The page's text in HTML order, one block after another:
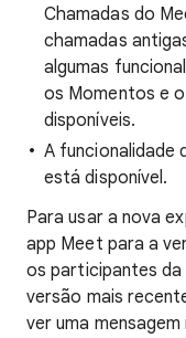
Chamadas do
chamadas
algumas
os Momentos e
disponíveis.
A funcionalidade
está disponível.
Para usar a nova
app Meet para a
os participantes da
versão mais
ver uma